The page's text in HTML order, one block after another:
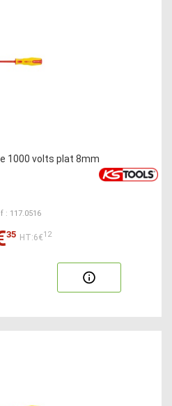
1000 volts plat 8mm
: 117.0516
35 HT:6€12